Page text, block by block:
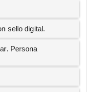
sello digital.
Persona